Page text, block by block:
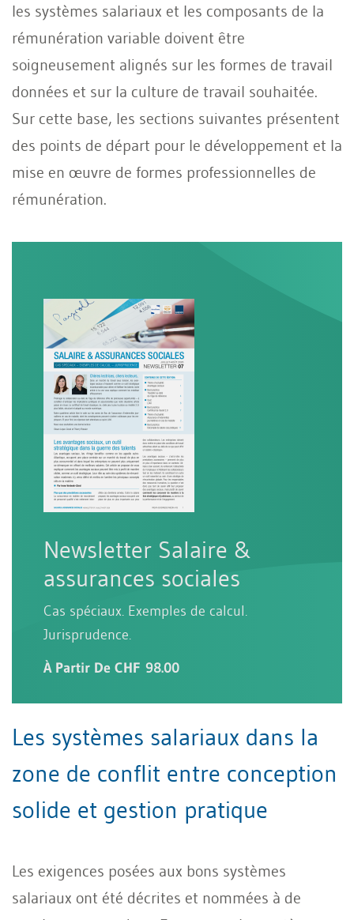
les systèmes salariaux et les composants de la
rémunération variable doivent être
soigneusement alignés sur les formes de travail
données et sur la culture de travail souhaitée.
Sur cette base, les sections suivantes présentent
des points de départ pour le développement et la
mise en œuvre de formes professionnelles de
rémunération.
Newsletter Salaire &
assurances sociales
Cas spéciaux. Exemples de calcul.
Jurisprudence.
À Partir De CHF 98.00
Les systèmes salariaux dans la
zone de conflit entre conception
solide et gestion pratique
Les exigences posées aux bons systèmes
salariaux ont été décrites et nommées à de